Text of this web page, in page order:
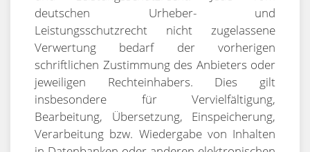
deutschen Urheber- und
Leistungsschutzrecht nicht zugelassene
Verwertung bedarf der vorherigen
schriftlichen Zustimmung des Anbieters oder
jeweiligen Rechteinhabers. Dies gilt
insbesondere für Vervielfältigung,
Bearbeitung, Übersetzung, Einspeicherung,
Verarbeitung bzw. Wiedergabe von Inhalten